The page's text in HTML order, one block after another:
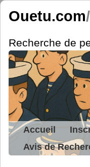
Ouetu.com
Recherche de
Accueil
Avis de